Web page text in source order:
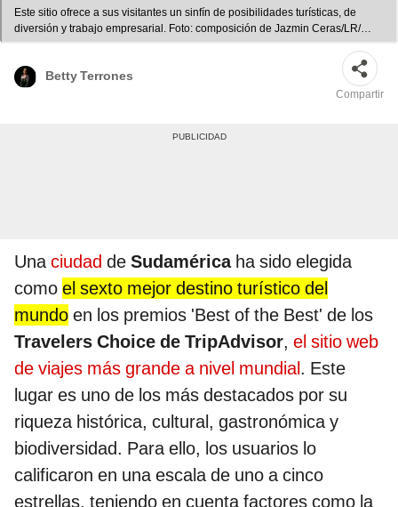
Este sitio ofrece a sus visitantes un sinfín de posibilidades turísticas, de
diversión y trabajo empresarial. Foto: composición de Jazmin Ceras/LR/
https:/Travelers.com Video: Intriper
Betty Terrones
Compartir
Unaciudad de Sudaméricaha sido elegida
como el sexto mejor destino turístico del
mundo en los premios 'Best of the Best' de los
Travelers Choice de TripAdvisor, el sitio web
de viajes más grande a nivel mundial. Este
lugar es uno de los más destacados por su
riqueza histórica, cultural, gastronómica y
biodiversidad. Para ello, los usuarios lo
calificaron en una escala de uno a cinco
estrellas, teniendo en cuenta factores como la